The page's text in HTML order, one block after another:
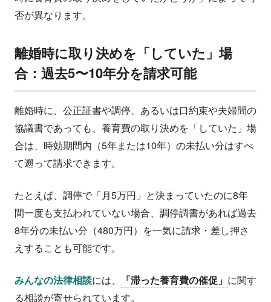
否が異なります。
離婚時に取り決めを「していた」場
合：過去5〜10年分を請求可能
離婚時に、公正証書や調停、あるいは口約束や夫婦間の
協議書であっても、養育費の取り決めを「していた」場
合は、時効期間内（5年または10年）の未払い分はすべ
て遡って請求できます。
たとえば、調停で「月5万円」と決まっていたのに8年
間一度も支払われていない場合、調停調書があれば過去
8年分の未払い分（480万円）を一気に請求・差し押さ
えすることも可能です。
みんなの法律相談には、 「滞った養育費の催促」 に関す
る相談が寄せられています。